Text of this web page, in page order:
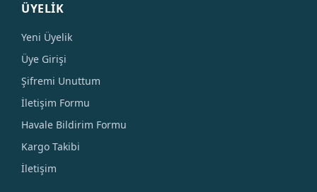
ÜYELİK
Yeni Üyelik
Üye Girişi
Şifremi Unuttum
İletişim Formu
Havale Bildirim Formu
Kargo Takibi
İletişim